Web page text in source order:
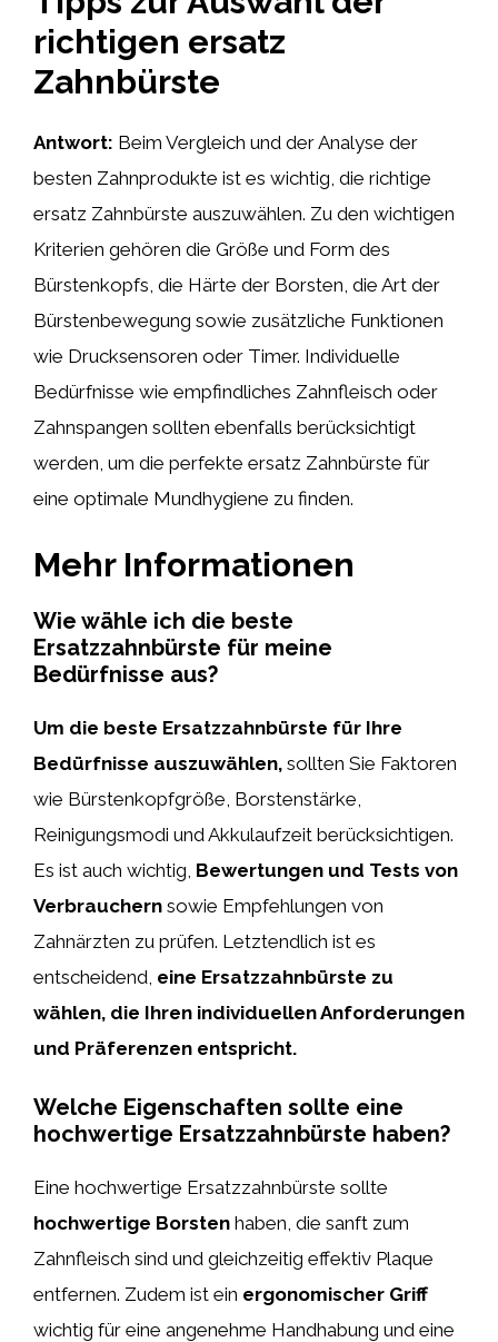
richtigen ersatz
Zahnbürste
Antwort: Beim Vergleich und der Analyse der
besten Zahnprodukte ist es wichtig, die richtige
ersatz Zahnbürste auszuwählen. Zu den wichtigen
Kriterien gehören die Größe und Form des
Bürstenkopfs, die Härte der Borsten, die Art der
Bürstenbewegung sowie zusätzliche Funktionen
wie Drucksensoren oder Timer. Individuelle
Bedürfnisse wie empfindliches Zahnfleisch oder
Zahnspangen sollten ebenfalls berücksichtigt
werden, um die perfekte ersatz Zahnbürste für
eine optimale Mundhygiene zu finden.
Mehr Informationen
Wie wähle ich die beste
Ersatzzahnbürste für meine
Bedürfnisse aus?
Um die beste Ersatzzahnbürste für Ihre
Bedürfnisse auszuwählen, sollten Sie Faktoren
wie Bürstenkopfgröße, Borstenstärke,
Reinigungsmodi und Akkulaufzeit berücksichtigen.
Es ist auch wichtig, Bewertungen und Tests von
Verbrauchern sowie Empfehlungen von
Zahnärzten zu prüfen. Letztendlich ist es
entscheidend, eine Ersatzzahnbürste zu
wählen, die Ihren individuellen Anforderungen
und Präferenzen entspricht.
Welche Eigenschaften sollte eine
hochwertige Ersatzzahnbürste haben?
Eine hochwertige Ersatzzahnbürste sollte
hochwertige Borsten haben, die sanft zum
Zahnfleisch sind und gleichzeitig effektiv Plaque
entfernen. Zudem ist ein ergonomischer Griff
wichtig für eine angenehme Handhabung und eine